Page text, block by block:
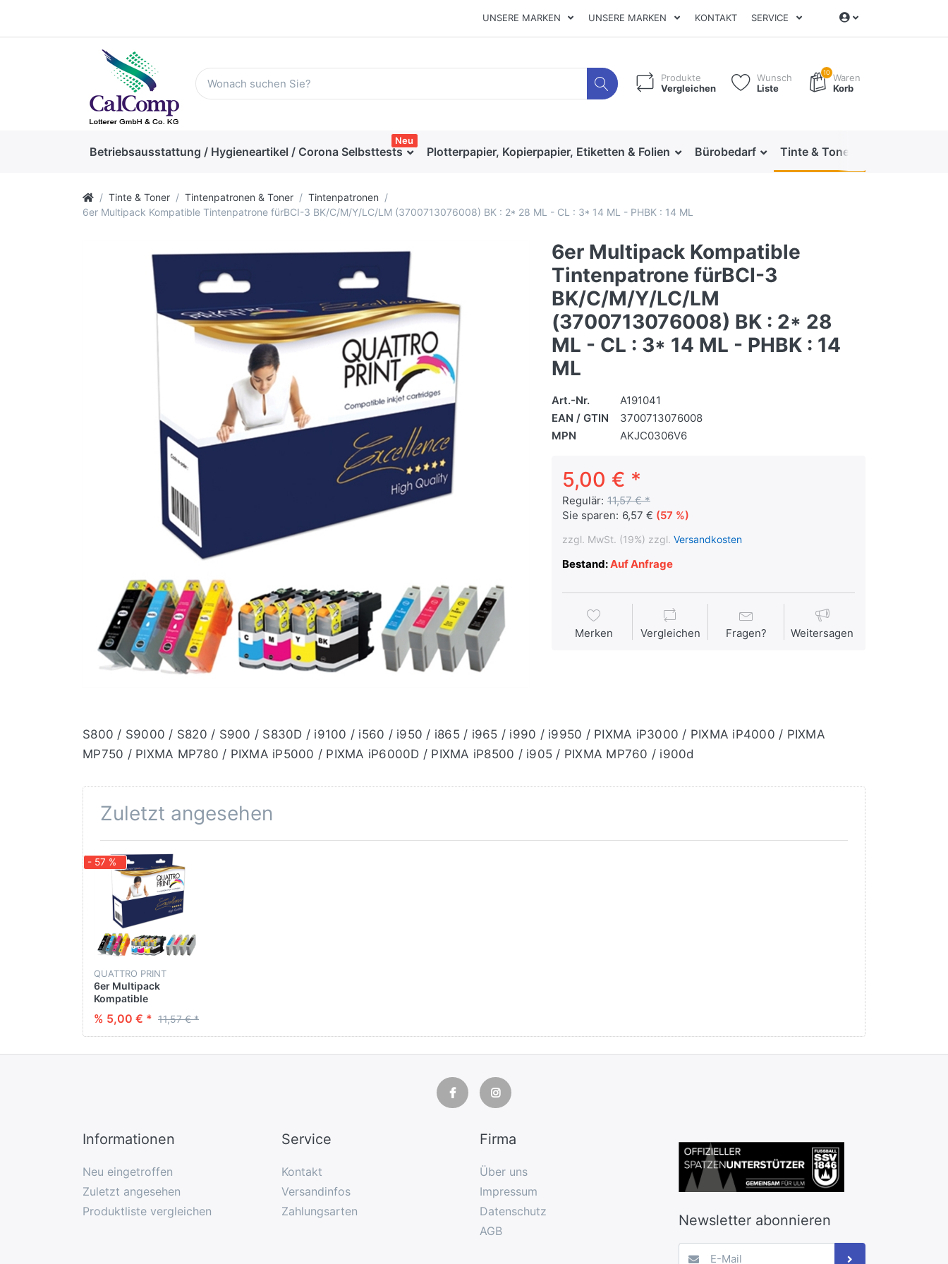
UNSERE MARKEN UNSERE MARKEN KONTAKT SERVICE
Produkte
Vergleichen
Wunsch
Liste
10 Waren
Korb
Betriebsausstattung / Hygieneartikel / Corona Selbsttests
Neu
Plotterpapier, Kopierpapier, Etiketten & Folien Bürobedarf Tinte & Toner
Tinte & Toner Tintenpatronen & Toner
Tintenpatronen
6er Multipack Kompatible Tintenpatrone fürBCI-3 BK/C/M/Y/LC/LM (3700713076008) BK : 2* 28 ML - CL : 3* 14 ML - PHBK : 14 ML
6er Multipack Kompatible
Tintenpatrone fürBCI-3
BK/C/M/Y/LC/LM
(3700713076008) BK : 2* 28
ML - CL : 3* 14 ML - PHBK : 14
ML
Art.-Nr.
A191041
EAN / GTIN
3700713076008
MPN
AKJC0306V6
5,00 € *
Regulär: 11,57 € *
Sie sparen: 6,57 € (57 %)
zzgl. MwSt. (19%) zzgl. Versandkosten
Bestand:Auf Anfrage
Merken Vergleichen Fragen? Weitersagen
S800 / S9000 / S820 / S900 / S830D / i9100 / i560 / i950 / i865 / i965 / i990 / i9950 / PIXMA iP3000 / PIXMA iP4000 / PIXMA
MP750 / PIXMA MP780 / PIXMA iP5000 / PIXMA iP6000D / PIXMA iP8500 / i905 / PIXMA MP760 / i900d
Zuletzt angesehen
- 57 %
QUATTRO PRINT
6er Multipack
Kompatible
3 BK/C/M/Y/LC/LM
(3700713076008) BK :
% 5,00 € * 11,57 € *
Informationen
Neu eingetroffen
Zuletzt angesehen
Produktliste vergleichen
Service
Kontakt
Versandinfos
Zahlungsarten
Firma
Über uns
Impressum
Datenschutz
AGB
Newsletter abonnieren